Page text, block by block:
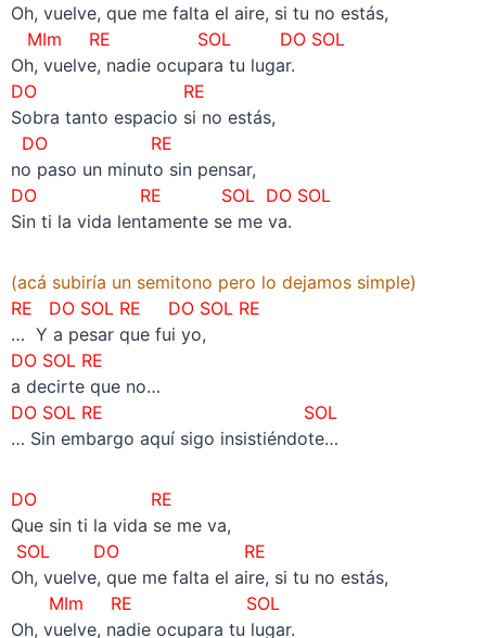
Oh, vuelve, que me falta el aire, si tu no estás,
MIm RE SOL DO SOL
Oh, vuelve, nadie ocupara tu lugar.
DO RE
Sobra tanto espacio si no estás,
DO RE
no paso un minuto sin pensar,
DO RE SOL DO SOL
Sin ti la vida lentamente se me va.
(acá subiría un semitono pero lo dejamos simple)
RE DO SOL RE DO SOL RE
… Y a pesar que fui yo,
DO SOL RE
a decirte que no…
DO SOL RE
SOL
… Sin embargo aquí sigo insistiéndote…
DO RE
Que sin ti la vida se me va,
SOL
DO RE
Oh, vuelve, que me falta el aire, si tu no estás,
MIm RE SOL
Oh, vuelve, nadie ocupara tu lugar.